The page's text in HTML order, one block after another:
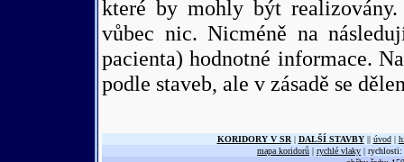
které by mohly být
vůbec nic. Nicméně na
pacienta) hodnotné informace.
podle staveb, ale v zásadě se
KORIDORY V SR| DALŠÍ STAVBY|| úvod|
mapa koridorů | rychlé vlaky | rychlosti: